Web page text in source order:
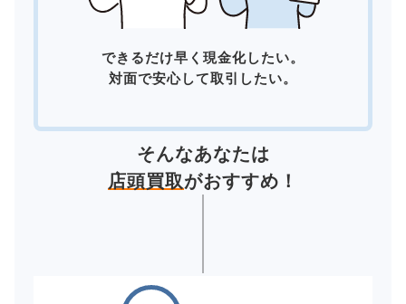
できるだけ早く現金化したい。
対面で安心して取引したい。
そんなあなたは
店頭買取がおすすめ！